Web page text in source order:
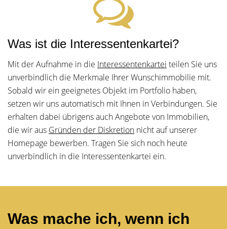
Was ist die Interessentenkartei?
Mit der Aufnahme in die Interessentenkartei teilen Sie uns
unverbindlich die Merkmale Ihrer Wunschimmobilie mit.
Sobald wir ein geeignetes Objekt im Portfolio haben,
setzen wir uns automatisch mit Ihnen in Verbindungen. Sie
erhalten dabei übrigens auch Angebote von Immobilien,
die wir aus Gründen der Diskretion nicht auf unserer
Homepage bewerben. Tragen Sie sich noch heute
unverbindlich in die Interessentenkartei ein.
Was mache ich, wenn ich